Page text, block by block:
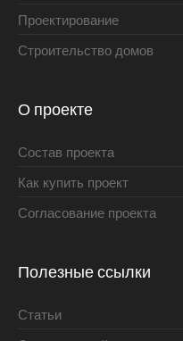
Проектирование
Строительство домов
О проекте
Состав проекта
Как купить проект
Согласование проекта
Полезные ссылки
Статьи